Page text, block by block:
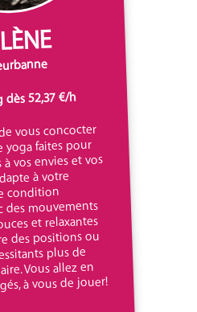
dès 52,37 €/h
vous concocter
yoga faites pour
vos envies et vos
à votre
condition
des mouvements
et relaxantes
des positions ou
plus de
Vous allez en
à vous de jouer!